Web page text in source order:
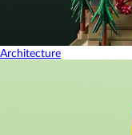
Architecture